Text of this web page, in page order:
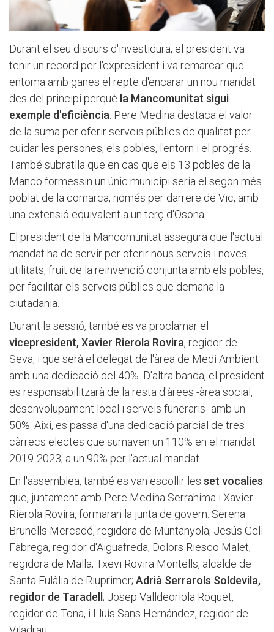
Durant el seu discurs d'investidura, el president va
tenir un record per l'expresident i va remarcar que
entoma amb ganes el repte d'encarar un nou mandat
des del principi perquè la Mancomunitat sigui
exemple d'eficiència . Pere Medina destaca el valor
de la suma per oferir serveis públics de qualitat per
cuidar les persones, els pobles, l'entorn i el progrés.
També subratlla que en cas que els 13 pobles de la
Manco formessin un únic municipi seria el segon més
poblat de la comarca, només per darrere de Vic, amb
una extensió equivalent a un terç d'Osona.
El president de la Mancomunitat assegura que l'actual
mandat ha de servir per oferir nous serveis i noves
utilitats, fruit de la reinvenció conjunta amb els pobles,
per facilitar els serveis públics que demana la
ciutadania.
Durant la sessió, també es va proclamar el
vicepresident, Xavier Rierola Rovira, regidor de
Seva, i que serà el delegat de l'àrea de Medi Ambient
amb una dedicació del 40%. D'altra banda, el president
es responsabilitzarà de la resta d'àrees -àrea social,
desenvolupament local i serveis funeraris- amb un
50%. Així, es passa d'una dedicació parcial de tres
càrrecs electes que sumaven un 110% en el mandat
2019-2023, a un 90% per l'actual mandat.
En l'assemblea, també es van escollir les set vocalies
que, juntament amb Pere Medina Serrahima i Xavier
Rierola Rovira, formaran la junta de govern: Serena
Brunells Mercadé, regidora de Muntanyola; Jesús Geli
Fàbrega, regidor d'Aiguafreda; Dolors Riesco Malet,
regidora de Malla; Txevi Rovira Montells, alcalde de
Santa Eulàlia de Riuprimer; Adrià Serrarols Soldevila,
regidor de Taradell ; Josep Valldeoriola Roquet,
regidor de Tona, i Lluís Sans Hernández, regidor de